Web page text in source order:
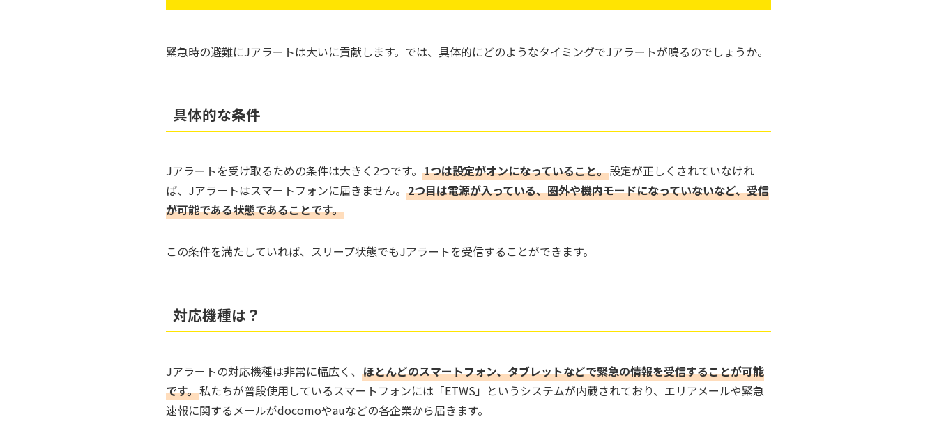
緊急時の避難にJアラートは大いに貢献します。では、具体的にどのようなタイミングでJアラートが鳴るのでしょうか。
具体的な条件
Jアラートを受け取るための条件は大きく2つです。 1つは設定がオンになっていること。設定が正しくされていなけれ
ば、Jアラートはスマートフォンに届きません。 2つ目は電源が入っている、圏外や機内モードになっていないなど、受信
が可能である状態であることです。
この条件を満たしていれば、スリープ状態でもJアラートを受信することができます。
対応機種は？
Jアラートの対応機種は非常に幅広く、 ほとんどのスマートフォン、タブレットなどで緊急の情報を受信することが可能
です。私たちが普段使用しているスマートフォンには「ETWS」というシステムが内蔵されており、エリアメールや緊急
速報に関するメールがdocomoやauなどの各企業から届きます。